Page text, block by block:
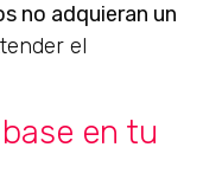
no adquieran un
el
en tu